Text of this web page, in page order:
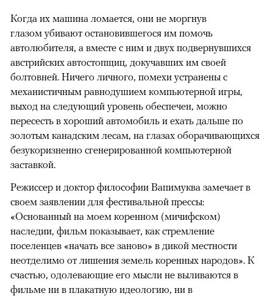
Когда их машина ломается, они не моргнув
глазом убивают остановившегося им помочь
автолюбителя, а вместе с ним и двух подвернувшихся
австрийских автостопщиц, докучавших им своей
болтовней. Ничего личного, помехи устранены с
механистичным равнодушием компьютерной игры,
выход на следующий уровень обеспечен, можно
пересесть в хороший автомобиль и ехать дальше по
золотым канадским лесам, на глазах оборачивающихся
безукоризненно сгенерированной компьютерной
заставкой.
Режиссер и доктор философии Вапимуква замечает в
своем заявлении для фестивальной прессы:
«Основанный на моем коренном (мичифском)
наследии, фильм показывает, как стремление
поселенцев «начать все заново» в дикой местности
неотделимо от лишения земель коренных народов». К
счастью, одолевающие его мысли не выливаются в
фильме ни в плакатную идеологию, ни в